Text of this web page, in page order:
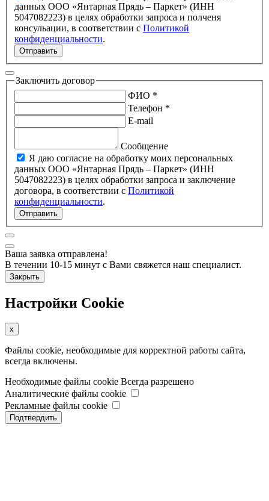
данных ООО «Янтарная Прядь – Паркет» (ИНН
5047082223) в целях обработки запроса и полченя
консульации, в соответствии с Политикой
конфиденциальности.
Отправить
Заключить договор
ФИО *
Телефон *
E-mail
Сообщение
Я даю согласие на обработку моих персональных
данных ООО «Янтарная Прядь – Паркет» (ИНН
5047082223) в целях обработки запроса и заключение
договора, в соответствии с Политикой
конфиденциальности.
Отправить
Ваша заявка отправлена!
В течении 10-15 минут с Вами свяжется наш специалист.
Закрыть
Настройки Cookie
x
Файлы cookie, необходимые для корректной работы сайта,
всегда включены.
Необходимые файлы cookie Всегда разрешено
Аналитические файлы cookie
Рекламные файлы cookie
Подтвердить